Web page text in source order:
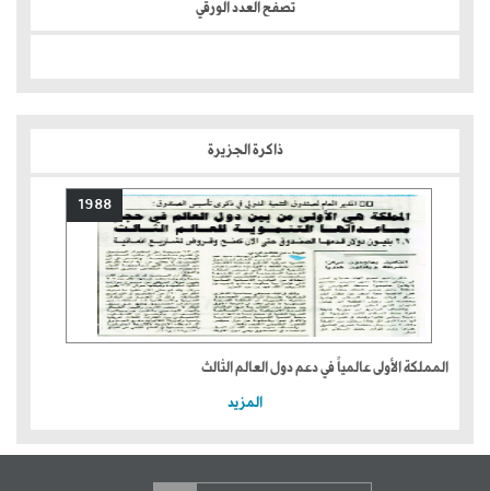
تصفح العدد الورقي
ذاكرة الجزيرة
1988
المملكة الأولى عالمياً في دعم دول العالم الثالث
المزيد